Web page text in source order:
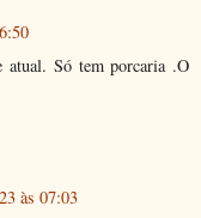
atual. Só tem porcaria .O
às 07:03